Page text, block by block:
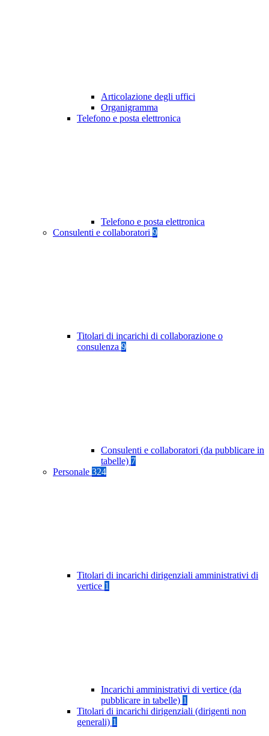
Articolazione degli uffici
Organigramma
Telefono e posta elettronica
Telefono e posta elettronica
Consulenti e collaboratori 9
Titolari di incarichi di collaborazione o
consulenza 9
Consulenti e collaboratori (da pubblicare in
tabelle) 7
Personale 324
Titolari di incarichi dirigenziali amministrativi di
vertice 1
Incarichi amministrativi di vertice (da
pubblicare in tabelle) 1
Titolari di incarichi dirigenziali (dirigenti non
generali) 1